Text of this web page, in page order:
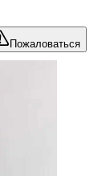
Пожаловаться